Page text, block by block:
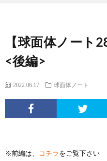
【球面体ノート
<後編>
2022.06.17 球面体ノート
※前編は、 コチラをご覧下さい